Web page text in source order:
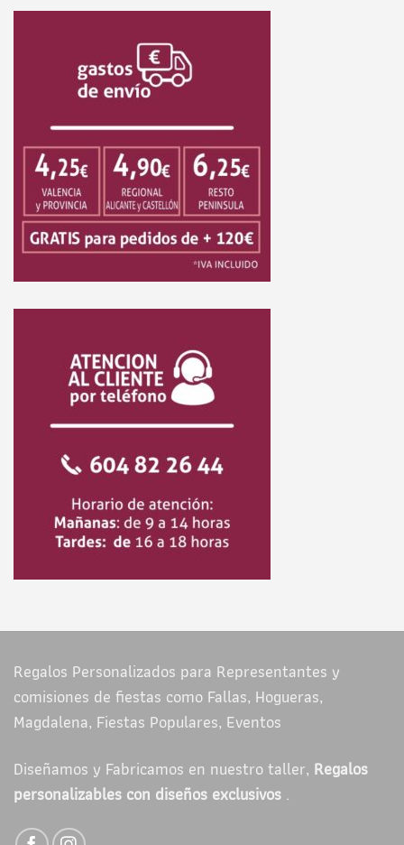
Regalos Personalizados para Representantes y
comisiones de fiestas como Fallas, Hogueras,
Magdalena, Fiestas Populares, Eventos
Diseñamos y Fabricamos en nuestro taller, Regalos
personalizables con diseños exclusivos .